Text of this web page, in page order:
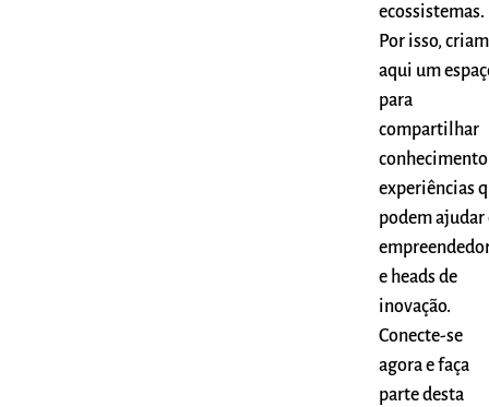
ecossistemas.
Por isso,
aqui um
para
compartilhar
conhecimento
experiências
podem ajudar
e heads de
inovação.
Conecte-se
agora e faça
parte desta